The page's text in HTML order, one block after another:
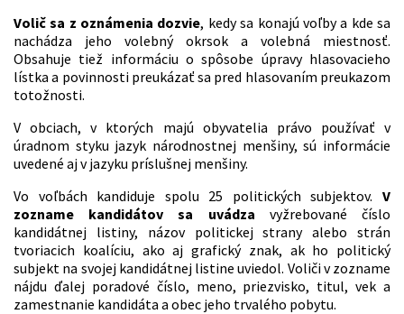
Volič sa z oznámenia dozvie, kedy sa konajú voľby a kde sa
nachádza jeho volebný okrsok a volebná miestnosť.
Obsahuje tiež informáciu o spôsobe úpravy hlasovacieho
lístka a povinnosti preukázať sa pred hlasovaním preukazom
totožnosti.
V obciach, v ktorých majú obyvatelia právo používať v
úradnom styku jazyk národnostnej menšiny, sú informácie
uvedené aj v jazyku príslušnej menšiny.
Vo voľbách kandiduje spolu 25 politických subjektov. V
zozname kandidátov sa uvádza vyžrebované číslo
kandidátnej listiny, názov politickej strany alebo strán
tvoriacich koalíciu, ako aj grafický znak, ak ho politický
subjekt na svojej kandidátnej listine uviedol. Voliči v zozname
nájdu ďalej poradové číslo, meno, priezvisko, titul, vek a
zamestnanie kandidáta a obec jeho trvalého pobytu.